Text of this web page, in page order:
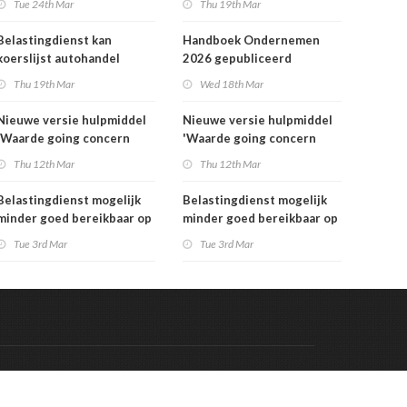
Tue 24th Mar
kan
autohandel
Thu 19th Mar
versie hulpmiddel
going concern
Thu 12th Mar
mogelijk
goed bereikbaar op
Tue 3rd Mar
Thu 19th Mar
Handboek Ondernemen
2026 gepubliceerd
Wed 18th Mar
Nieuwe versie hulpmiddel
'Waarde going concern
Thu 12th Mar
Belastingdienst mogelijk
minder goed bereikbaar op
Tue 3rd Mar